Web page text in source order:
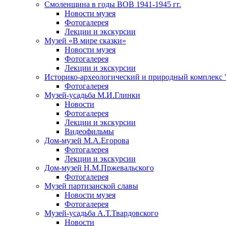
Смоленщина в годы ВОВ 1941-1945 гг.
Новости музея
Фотогалерея
Лекции и экскурсии
Музей «В мире сказки»
Новости музея
Фотогалерея
Лекции и экскурсии
Историко-археологический и природный комплекс
Фотогалерея
Музей-усадьба М.И.Глинки
Новости
Фотогалерея
Лекции и экскурсии
Видеофильмы
Дом-музей М.А.Егорова
Фотогалерея
Лекции и экскурсии
Дом-музей Н.М.Пржевальского
Фотогалерея
Музей партизанской славы
Новости музея
Фотогалерея
Музей-усадьба А.Т.Твардовского
Новости